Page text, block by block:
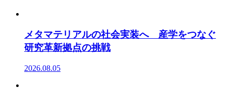
メタマテリアルの社会実装へ 産学をつなぐ
研究革新拠点の挑戦
2026.08.05